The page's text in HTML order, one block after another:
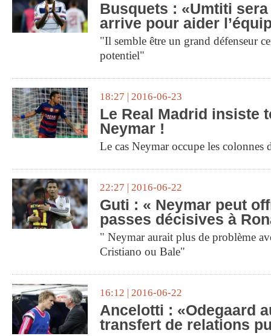
Busquets : «Umtiti
arrive pour aider
"Il semble être un grand défenseur
potentiel"
18:27 | 2016-06-23
Le Real Madrid insiste
Neymar !
Le cas Neymar occupe les colonnes
22:27 | 2016-06-22
Guti : « Neymar peut
passes décisives à
" Neymar aurait plus de problème
Cristiano ou Bale"
16:12 | 2016-06-22
Ancelotti : «Odegaard
transfert de relations